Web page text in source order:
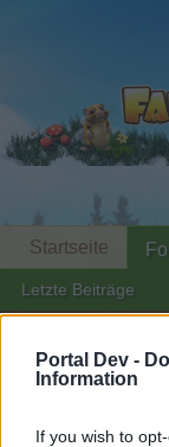
Portal Dev -
Information
If you wish to
Mitglieder,
gefällt
Startseite
Letzte Beiträge